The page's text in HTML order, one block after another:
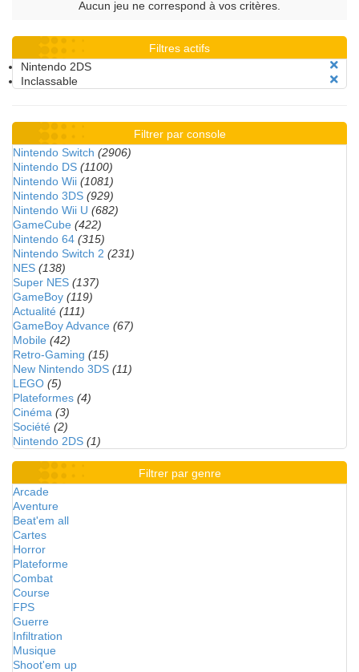
Aucun jeu ne correspond à vos critères.
Filtres actifs
Nintendo 2DS
Inclassable
Filtrer par console
Nintendo Switch (2906)
Nintendo DS (1100)
Nintendo Wii (1081)
Nintendo 3DS (929)
Nintendo Wii U (682)
GameCube (422)
Nintendo 64 (315)
Nintendo Switch 2 (231)
NES (138)
Super NES (137)
GameBoy (119)
Actualité (111)
GameBoy Advance (67)
Mobile (42)
Retro-Gaming (15)
New Nintendo 3DS (11)
LEGO (5)
Plateformes (4)
Cinéma (3)
Société (2)
Nintendo 2DS (1)
Filtrer par genre
Arcade
Aventure
Beat'em all
Cartes
Horror
Plateforme
Combat
Course
FPS
Guerre
Infiltration
Musique
Shoot'em up